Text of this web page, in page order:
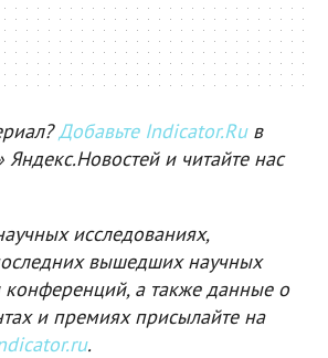
Добавьте Indicator.Ruв
и читайте нас
исследованиях,
вышедших научных
конференций, а также данные о
и премиях присылайте на
.